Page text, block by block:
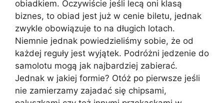
obiadkiem. Oczywiście jeśli lecą oni klasą
biznes, to obiad jest już w cenie biletu, jednak
zwykle obowiązuje to na długich lotach.
Niemnie jednak powiedzieliśmy sobie, że od
każdej reguły jest wyjątek. Podróżni jedzenie do
samolotu mogą jak najbardziej zabierać.
Jednak w jakiej formie? Otóż po pierwsze jeśli
nie zamierzamy zajadać się chipsami,